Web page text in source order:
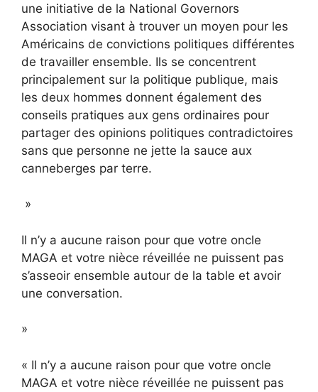
une initiative de la National Governors
Association visant à trouver un moyen pour les
Américains de convictions politiques différentes
de travailler ensemble. Ils se concentrent
principalement sur la politique publique, mais
les deux hommes donnent également des
conseils pratiques aux gens ordinaires pour
partager des opinions politiques contradictoires
sans que personne ne jette la sauce aux
canneberges par terre.
»
Il n’y a aucune raison pour que votre oncle
MAGA et votre nièce réveillée ne puissent pas
s’asseoir ensemble autour de la table et avoir
une conversation.
»
« Il n’y a aucune raison pour que votre oncle
MAGA et votre nièce réveillée ne puissent pas